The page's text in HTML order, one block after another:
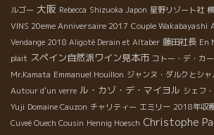
ルゴー 大阪 Rebecca Shizuoka Japon 星野リゾート社
VINS 20eme Anniversaire 2017 Couple Wakabayashi
Vendange 2018 Aligoté Derain et Altaber 藤田社長 En
plait スペイン自然派ワイン見本市 コトー・デ・カ
Mr.Kamata Emmanuel Houillon ジャンヌ・ダルクとシャ
Autour d'un verre ル・カゾ・デ・マイヨル シェフ
Yuji Domaine Cauzon チャリティー エミリー 2018年収
Cuveé Ouech Cousin Hennig Hoesch Christophe